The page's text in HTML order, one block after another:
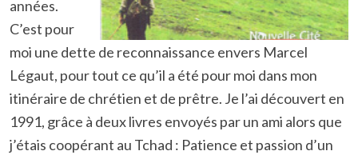
années.
C’est pour
moi une dette de reconnaissance envers Marcel
Légaut, pour tout ce qu’il a été pour moi dans mon
itinéraire de chrétien et de prêtre. Je l’ai découvert en
1991, grâce à deux livres envoyés par un ami alors que
j’étais coopérant au Tchad : Patience et passion d’un